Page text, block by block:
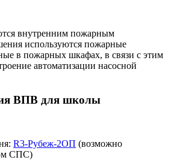
внутренним пожарным
используются пожарные
в пожарных шкафах, в связи с этим
автоматизации насосной
ВПВ для школы
R3-Рубеж-2ОП (возможно
СПС)